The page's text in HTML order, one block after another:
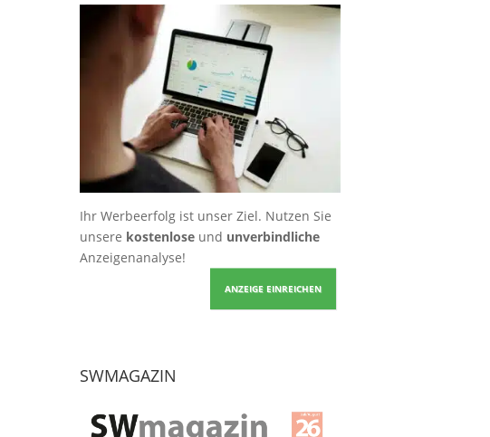
Ihr Werbeerfolg ist unser Ziel. Nutzen Sie
unsere kostenloseund unverbindliche
Anzeigenanalyse!
ANZEIGE EINREICHEN
SWMAGAZIN